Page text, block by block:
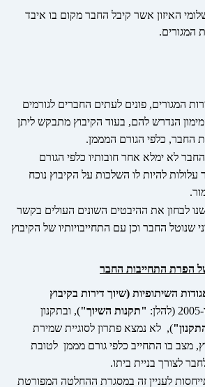
האיזון אשר קיבל החבר מקום בו איבד
המגורים.
המגורים, פונים לעתים החברים לגורמים
הנדרש להם, בעוד הקיבוץ מתבקש ליתן
החבר, כלפי הגורם המממן.
לא ימלא אחר חובותיו כלפי הגורם
להיות לו השלכות על הקיבוץ נוכח
לבחון את ההיבטים השונים העולים בקשר
שנוטל החבר וכן עם התחייבויותיו של הקיבוץ
הפרת התחייבות החבר
השיתופיות (שיוך דירות בקיבוץ
"תקנות השיוך"), ובתקנון
), לא נמצא פתרון לסוגיית שמירת
מצב בו התחייב כלפי גורם מממן לטובת
לצורך בניית ביתו.
לעניין זה במסגרת ההחלטה המפורטת